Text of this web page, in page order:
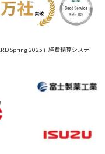
Spring 2025」経費精算システ